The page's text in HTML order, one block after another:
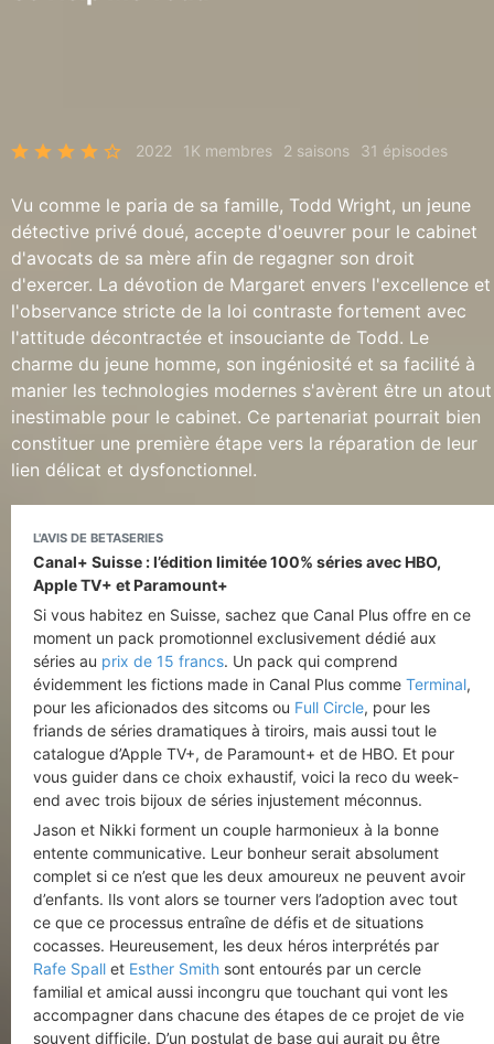
2022 1K membres 2 saisons 31 épisodes
Vu comme le paria de sa famille, Todd Wright, un jeune
détective privé doué, accepte d'oeuvrer pour le cabinet
d'avocats de sa mère afin de regagner son droit
d'exercer. La dévotion de Margaret envers l'excellence et
l'observance stricte de la loi contraste fortement avec
l'attitude décontractée et insouciante de Todd. Le
charme du jeune homme, son ingéniosité et sa facilité à
manier les technologies modernes s'avèrent être un atout
inestimable pour le cabinet. Ce partenariat pourrait bien
constituer une première étape vers la réparation de leur
lien délicat et dysfonctionnel.
L'AVIS DE BETASERIES
Canal+ Suisse : l’édition limitée 100% séries avec HBO,
Apple TV+ et Paramount+
Si vous habitez en Suisse, sachez que Canal Plus offre en ce
moment un pack promotionnel exclusivement dédié aux
séries au prix de 15 francs. Un pack qui comprend
évidemment les fictions made in Canal Plus comme Terminal,
pour les aficionados des sitcoms ou Full Circle, pour les
friands de séries dramatiques à tiroirs, mais aussi tout le
catalogue d’Apple TV+, de Paramount+ et de HBO. Et pour
vous guider dans ce choix exhaustif, voici la reco du week-
end avec trois bijoux de séries injustement méconnus.
Jason et Nikki forment un couple harmonieux à la bonne
entente communicative. Leur bonheur serait absolument
complet si ce n’est que les deux amoureux ne peuvent avoir
d’enfants. Ils vont alors se tourner vers l’adoption avec tout
ce que ce processus entraîne de défis et de situations
cocasses. Heureusement, les deux héros interprétés par
Rafe Spall et Esther Smith sont entourés par un cercle
familial et amical aussi incongru que touchant qui vont les
accompagner dans chacune des étapes de ce projet de vie
souvent difficile. D’un postulat de base qui aurait pu être